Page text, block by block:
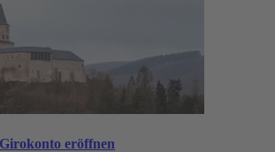
eröffnen